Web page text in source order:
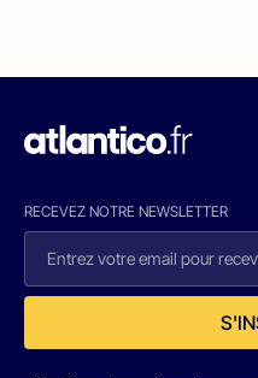
RECEVEZ NOTRE NEWSLETTER